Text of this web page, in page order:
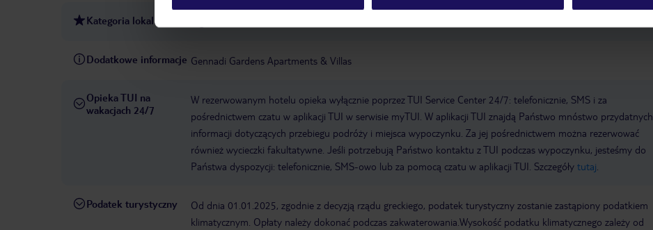
Kategoria lokalna
Dodatkowe informacje Gennadi Gardens Apartments & Villas
Opieka TUI na
wakacjach 24/7
W rezerwowanym hotelu opieka wyłącznie poprzez TUI Service Center 24/7: telefonicznie, SMS i za
pośrednictwem czatu w aplikacji TUI w serwisie myTUI. W aplikacji TUI znajdą Państwo mnóstwo przydatnych
informacji dotyczących przebiegu podróży i miejsca wypoczynku. Za jej pośrednictwem można rezerwować
również wycieczki fakultatywne. Jeśli potrzebują Państwo kontaktu z TUI podczas wypoczynku, jesteśmy do
Państwa dyspozycji: telefonicznie, SMS-owo lub za pomocą czatu w aplikacji TUI. Szczegóły tutaj
Podatek turystyczny
Od dnia 01.01.2025, zgodnie z decyzją rządu greckiego, podatek turystyczny zostanie zastąpiony podatkiem
klimatycznym. Opłaty należy dokonać podczas zakwaterowania.Wysokość podatku klimatycznego zależy od